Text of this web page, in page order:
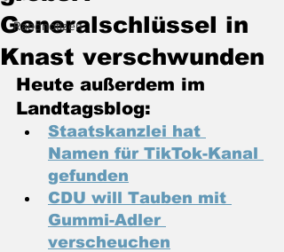
Randnotizen
Generalschlüssel in
Knast verschwunden
Heute außerdem im
Landtagsblog:
Staatskanzlei hat
Namen für TikTok-Kanal
gefunden
CDU will Tauben mit
Gummi-Adler
verscheuchen